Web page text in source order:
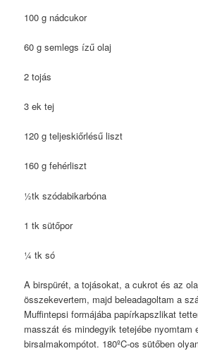
100 g nádcukor
60 g semlegs ízű olaj
2 tojás
3 ek tej
120 g teljeskiőrlésű liszt
160 g fehérliszt
½tk szódabikarbóna
1 tk sütőpor
¼ tk só
A birspürét, a tojásokat, a cukrot és az
összekevertem, majd beleadagoltam a
Muffintepsi formájába papírkapszlikat
masszát és mindegyik tetejébe nyomtam
birsalmakompótot. 180ºC-os sütőben